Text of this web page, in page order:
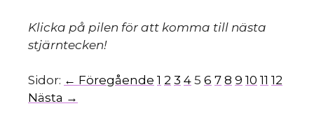
Klicka på pilen för att komma till nästa
stjärntecken!
Sidor: ← Föregående 1 2 3 4 5 6 7 8 9 10 11 12
Nästa →